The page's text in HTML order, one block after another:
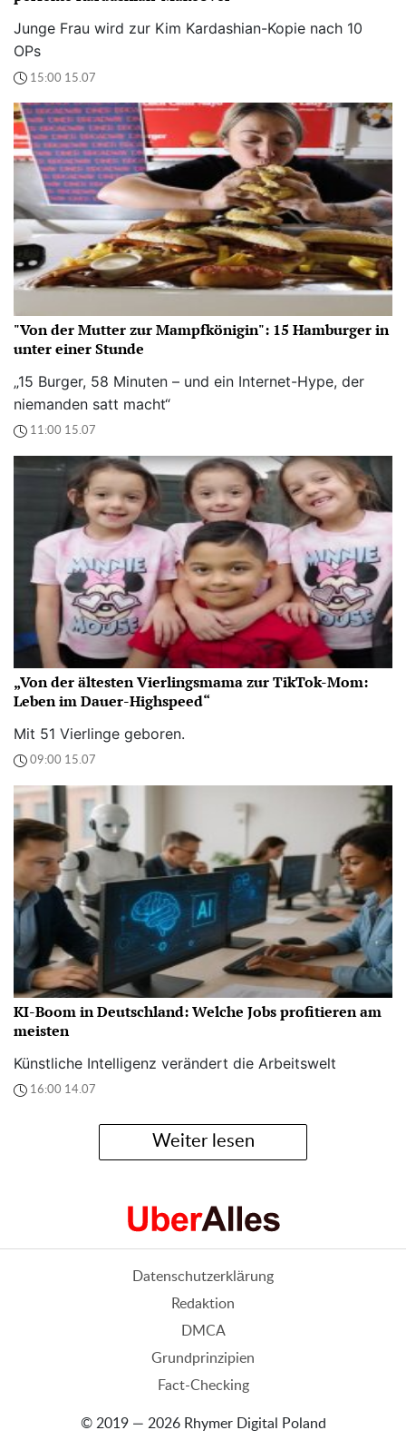
Junge Frau wird zur Kim Kardashian-Kopie nach 10
OPs
15:00 15.07
"Von der Mutter zur Mampfkönigin": 15 Hamburger in
unter einer Stunde
„15 Burger, 58 Minuten – und ein Internet-Hype, der
niemanden satt macht“
11:00 15.07
„Von der ältesten Vierlingsmama zur TikTok-Mom:
Leben im Dauer-Highspeed“
Mit 51 Vierlinge geboren.
09:00 15.07
KI-Boom in Deutschland: Welche Jobs profitieren am
meisten
Künstliche Intelligenz verändert die Arbeitswelt
16:00 14.07
Weiter lesen
Datenschutzerklärung
Redaktion
DMCA
Grundprinzipien
Fact-Checking
© 2019 — 2026 Rhymer Digital Poland